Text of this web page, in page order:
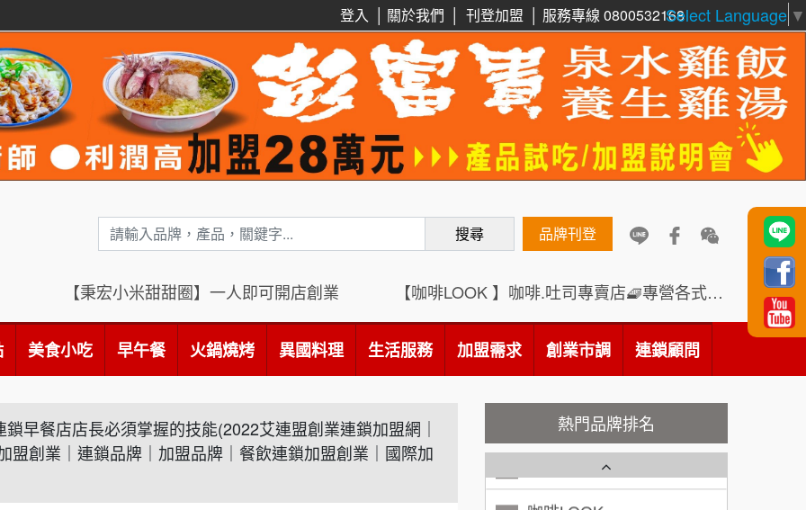
Select Language ▼
關於我們 刊登加盟 服務專線 0800532168
登入
搜尋 品牌刊登
【秉宏小米甜甜圈】一人即可開店創業 【咖啡LOOK 】咖啡.吐司專賣店🧇專營各式創意法式吐司
美食小吃 早午餐 火鍋燒烤 異國料理 生活服務 加盟需求 創業市調 連鎖顧問
早餐店店長必須掌握的技能(2022艾連盟創業連鎖加盟網｜
盟創業｜連鎖品牌｜加盟品牌｜餐飲連鎖加盟創業｜國際加
熱門品牌排名
6 鼎威維修
7 88thai發發泰-泰式飯行家
呷尚寶
SHARE TEA歇腳亭
1 Cozy coffee可集咖啡
霏等茶
秉宏小米甜甜圈
4 潮鍋癮
咖啡LOOK
周 先生/小姐 台北
加盟預算 100萬 ~150萬
徐 先生/小姐 新北市
加盟預算 50萬~75萬
何 先生/小姐 台南
100萬~300萬
呂 先生/小姐 新竹市
加盟預算 200萬~400萬
顏 先生/小姐 台北市
100萬 ~ 200萬
廖 先生/小姐 高雄市
加盟預算 200萬~300萬